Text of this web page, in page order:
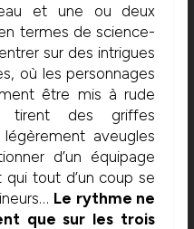
et une ou deux
termes de science-
sur des intrigues
où les personnages
être mis à rude
tirent des griffes
aveugles
d’un équipage
tout d’un coup se
Le rythme ne
que sur les trois